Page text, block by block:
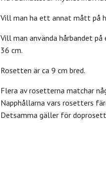
Vill man ha ett annat mått på
Vill man använda hårbandet
36 cm.
Rosetten är ca 9 cm bred.
Flera av rosetterna matchar
Napphållarna vars rosetters
Detsamma gäller för